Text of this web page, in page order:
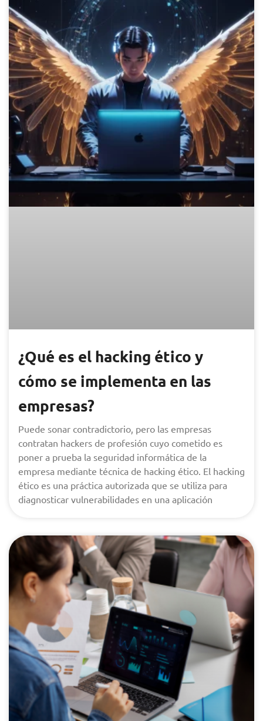
¿Qué es el hacking ético y
cómo se implementa en las
empresas?
Puede sonar contradictorio, pero las empresas
contratan hackers de profesión cuyo cometido es
poner a prueba la seguridad informática de la
empresa mediante técnica de hacking ético. El hacking
ético es una práctica autorizada que se utiliza para
diagnosticar vulnerabilidades en una aplicación